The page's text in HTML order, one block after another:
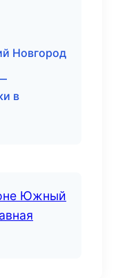
Новгород
в
Южный